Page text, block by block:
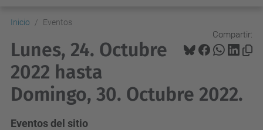
Inicio Eventos
Compartir:
Lunes, 24. Octubre
2022 hasta
Domingo, 30. Octubre 2022.
Eventos del sitio